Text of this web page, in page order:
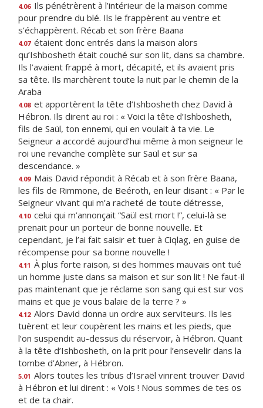
4.06 Ils pénétrèrent à l’intérieur de la maison comme
pour prendre du blé. Ils le frappèrent au ventre et
s’échappèrent. Récab et son frère Baana
4.07 étaient donc entrés dans la maison alors
qu’Ishbosheth était couché sur son lit, dans sa chambre.
Ils l’avaient frappé à mort, décapité, et ils avaient pris
sa tête. Ils marchèrent toute la nuit par le chemin de la
Araba
4.08 et apportèrent la tête d’Ishbosheth chez David à
Hébron. Ils dirent au roi : « Voici la tête d’Ishbosheth,
fils de Saül, ton ennemi, qui en voulait à ta vie. Le
Seigneur a accordé aujourd’hui même à mon seigneur le
roi une revanche complète sur Saül et sur sa
descendance. »
4.09 Mais David répondit à Récab et à son frère Baana,
les fils de Rimmone, de Beéroth, en leur disant : « Par le
Seigneur vivant qui m’a racheté de toute détresse,
4.10 celui qui m’annonçait “Saül est mort !”, celui-là se
prenait pour un porteur de bonne nouvelle. Et
cependant, je l’ai fait saisir et tuer à Ciqlag, en guise de
récompense pour sa bonne nouvelle !
4.11 À plus forte raison, si des hommes mauvais ont tué
un homme juste dans sa maison et sur son lit ! Ne faut-il
pas maintenant que je réclame son sang qui est sur vos
mains et que je vous balaie de la terre ? »
4.12 Alors David donna un ordre aux serviteurs. Ils les
tuèrent et leur coupèrent les mains et les pieds, que
l’on suspendit au-dessus du réservoir, à Hébron. Quant
à la tête d’Ishbosheth, on la prit pour l’ensevelir dans la
tombe d’Abner, à Hébron.
5.01 Alors toutes les tribus d’Israël vinrent trouver David
à Hébron et lui dirent : « Vois ! Nous sommes de tes os
et de ta chair.